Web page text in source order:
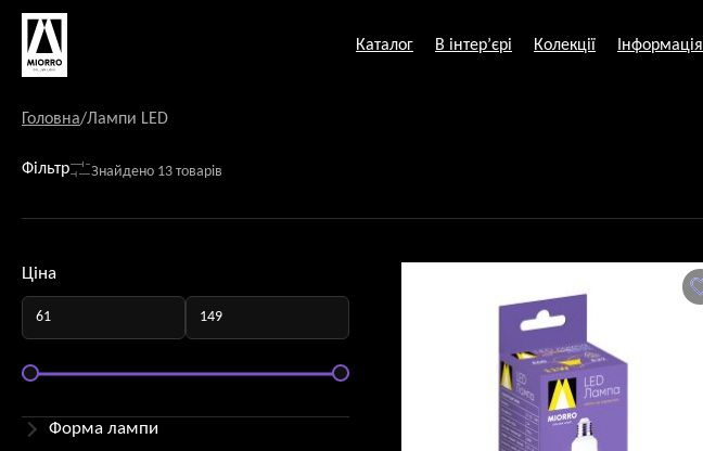
Перейти
змісту
Каталог В інтер’єрі Колекції Інформація
Головна/Лампи LED
Фільтр Знайдено 13 товарів
Ціна
Форма лампи